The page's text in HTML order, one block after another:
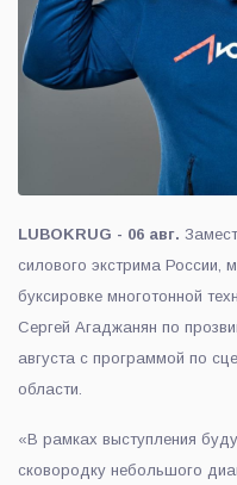
LUBOKRUG - 06 авг.
силового экстрима России,
буксировке многотонной
Сергей Агаджанян по
августа с программой по
области.
«В рамках выступления
сковородку небольшого